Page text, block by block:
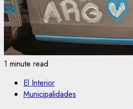
1 minute read
El Interior
Municipalidades